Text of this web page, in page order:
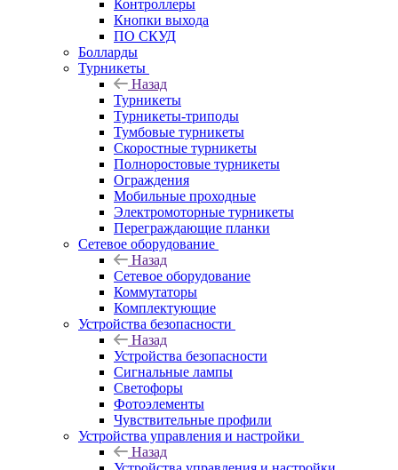
Контроллеры
Кнопки выхода
ПО СКУД
Болларды
Турникеты
Назад
Турникеты
Турникеты-триподы
Тумбовые турникеты
Скоростные турникеты
Полноростовые турникеты
Ограждения
Мобильные проходные
Электромоторные турникеты
Переграждающие планки
Сетевое оборудование
Назад
Сетевое оборудование
Коммутаторы
Комплектующие
Устройства безопасности
Назад
Устройства безопасности
Сигнальные лампы
Светофоры
Фотоэлементы
Чувствительные профили
Устройства управления и настройки
Назад